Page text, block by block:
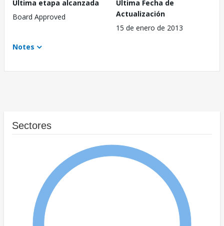
Última etapa alcanzada
Board Approved
Última Fecha de
Actualización
15 de enero de 2013
Notes
Sectores